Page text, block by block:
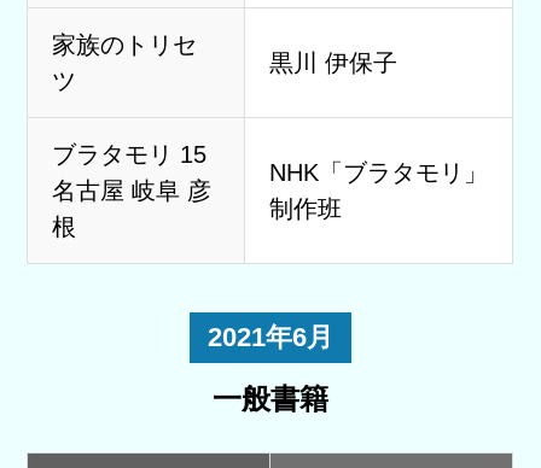
家族のトリセ
ツ
黒川 伊保子
ブラタモリ 15
名古屋 岐阜 彦
根
NHK「ブラタモリ」
制作班
2021年6月
一般書籍